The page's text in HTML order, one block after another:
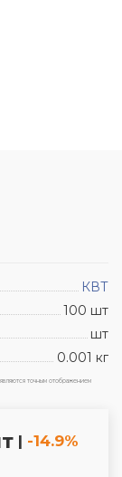
КВТ
100 шт
шт
0.001 кг
точным отображением
| -14.9%